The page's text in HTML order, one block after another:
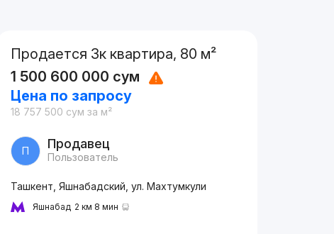
Продается 3к квартира, 80 м²
1 500 600 000 сум
Цена по запросу
18 757 500 сум за м²
П Продавец
Пользователь
Ташкент, Яшнабадский, ул. Махтумкули
Яшнабад 2 км 8 мин